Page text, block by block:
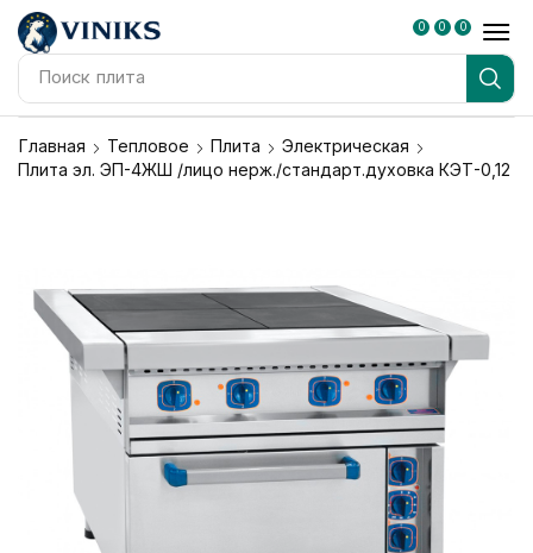
Поиск плита
0 0 0
Главная Тепловое Плита
Электрическая
Плита эл. ЭП-4ЖШ /лицо нерж./стандарт.духовка КЭТ-0,12